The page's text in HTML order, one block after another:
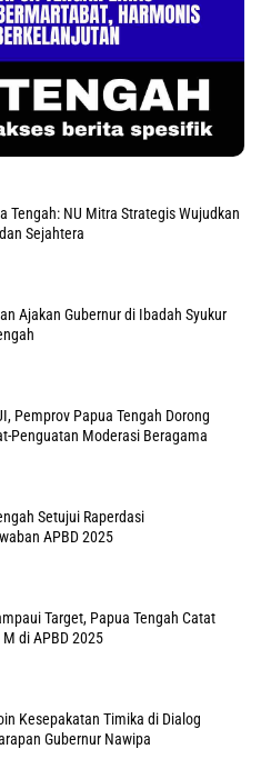
Tengah: NU Mitra Strategis Wujudkan
Sejahtera
Ajakan Gubernur di Ibadah Syukur
Pemprov Papua Tengah Dorong
Penguatan Moderasi Beragama
Setujui Raperdasi
APBD 2025
Target, Papua Tengah Catat
di APBD 2025
Kesepakatan Timika di Dialog
Gubernur Nawipa